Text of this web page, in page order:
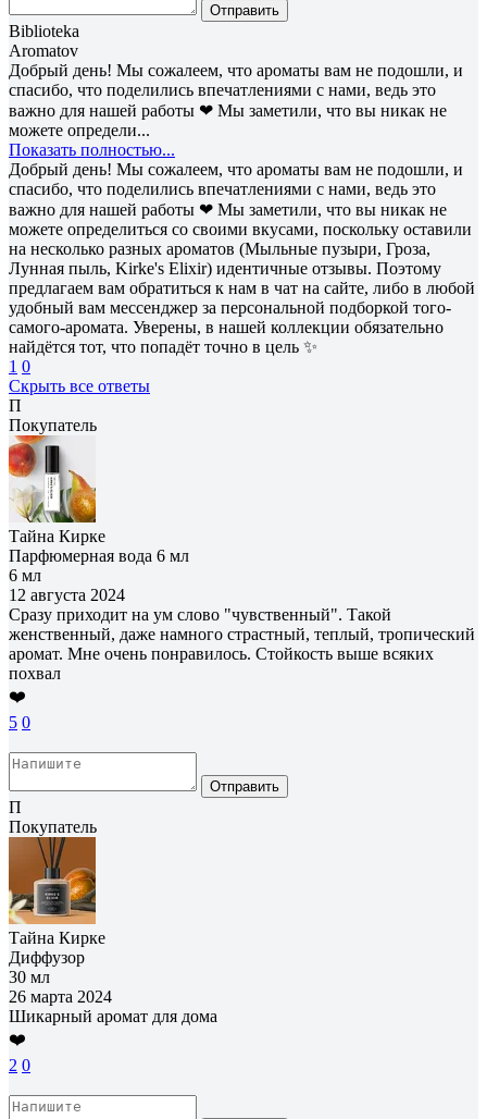
Отправить
Biblioteka
Aromatov
Добрый день! Мы сожалеем, что ароматы вам не подошли, и
спасибо, что поделились впечатлениями с нами, ведь это
важно для нашей работы ❤ Мы заметили, что вы никак не
можете определи...
Показать полностью...
Добрый день! Мы сожалеем, что ароматы вам не подошли, и
спасибо, что поделились впечатлениями с нами, ведь это
важно для нашей работы ❤ Мы заметили, что вы никак не
можете определиться со своими вкусами, поскольку оставили
на несколько разных ароматов (Мыльные пузыри, Гроза,
Лунная пыль, Kirke's Elixir) идентичные отзывы. Поэтому
предлагаем вам обратиться к нам в чат на сайте, либо в любой
удобный вам мессенджер за персональной подборкой того-
самого-аромата. Уверены, в нашей коллекции обязательно
найдётся тот, что попадёт точно в цель ✨
1 0
Скрыть все ответы
П
Покупатель
Тайна Кирке
Парфюмерная вода 6 мл
6 мл
12 августа 2024
Сразу приходит на ум слово "чувственный". Такой
женственный, даже намного страстный, теплый, тропический
аромат. Мне очень понравилось. Стойкость выше всяких
похвал
❤️
5 0
Отправить
П
Покупатель
Тайна Кирке
Диффузор
30 мл
26 марта 2024
Шикарный аромат для дома
❤️
2 0